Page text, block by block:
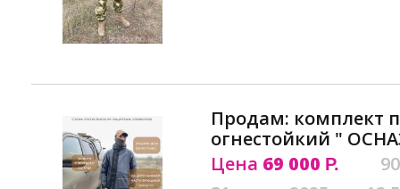
Продам: комплект
огнестойкий "
Цена 69 000 Р.